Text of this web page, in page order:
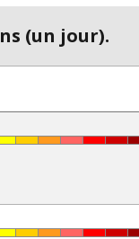
(un jour).